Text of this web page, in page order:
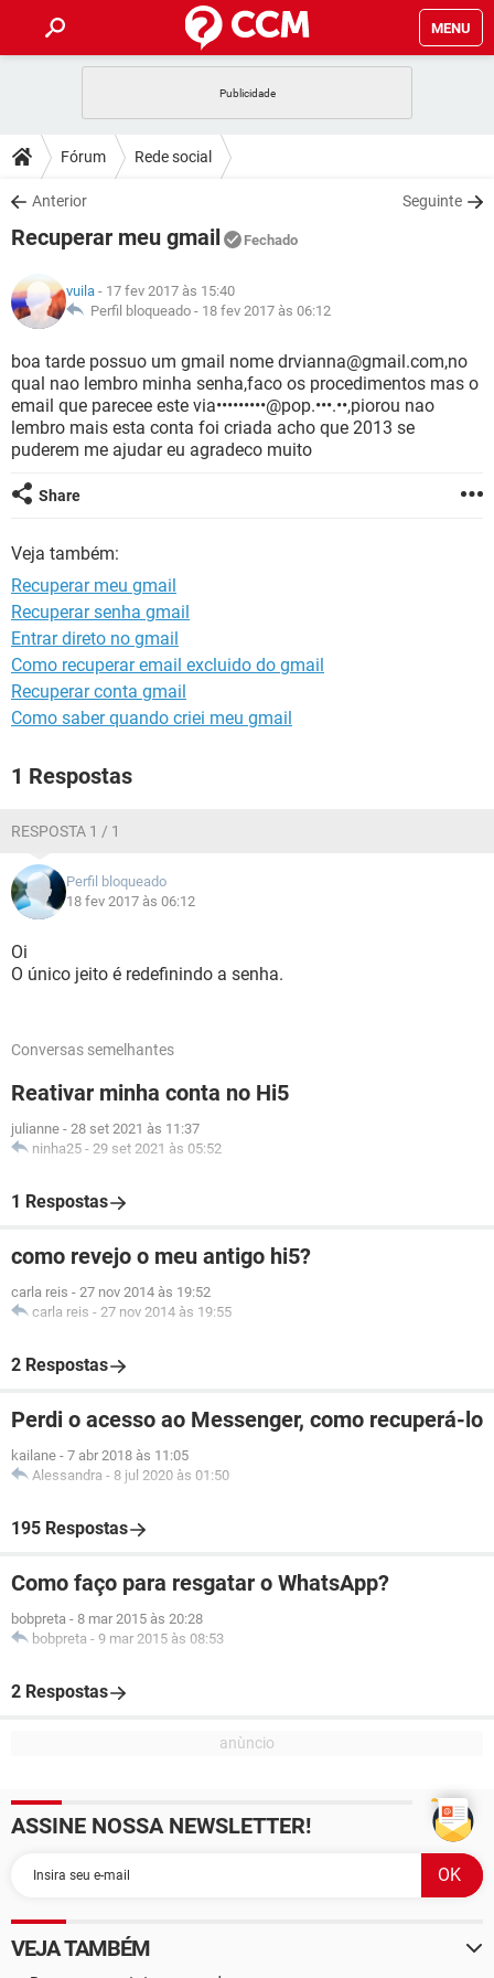
MENU
CELULAR
OUTLOOK
INSTAGRAM GMAIL
DICAS
JOGOS
INSTAGRAM
GUIA DE COMPRAS
DOWNLOADS
JOGOS WHATSAPP
OUTLOOK EXCEL
INSTAGRAM GMAIL
GUIA DE COMPRAS
FÓRUM
JOGOS
CELULAR
OUTLOOK EXCEL
INSTAGRAM GMAIL
GUIA DE COMPRAS
GLOSSÁRIO
WHATSAPP
CELULAR FACEBOOK
OUTLOOK EXCEL
GUIA DE COMPRAS
Fórum Rede social
Anterior Seguinte
Recuperar meu gmail Fechado
vuila - 17 fev 2017 às 15:40
Perfil bloqueado - 18 fev 2017 às 06:12
boa tarde possuo um gmail nome drvianna@gmail.com,no
qual nao lembro minha senha,faco os procedimentos mas o
email que parecee este via•••••••••@pop.•••.••,piorou nao
lembro mais esta conta foi criada acho que 2013 se
puderem me ajudar eu agradeco muito
Share
Veja também:
Recuperar meu gmail
Recuperar senha gmail
Entrar direto no gmail
Como recuperar email excluido do gmail
Recuperar conta gmail
Como saber quando criei meu gmail
1 Respostas
RESPOSTA 1 / 1
Perfil bloqueado
18 fev 2017 às 06:12
Oi
O único jeito é redefinindo a senha.
Conversas semelhantes
Reativar minha conta no Hi5
julianne - 28 set 2021 às 11:37
ninha25 - 29 set 2021 às 05:52
1 Respostas
como revejo o meu antigo hi5?
carla reis - 27 nov 2014 às 19:52
carla reis - 27 nov 2014 às 19:55
2 Respostas
Perdi o acesso ao Messenger, como recuperá-lo
kailane - 7 abr 2018 às 11:05
Alessandra - 8 jul 2020 às 01:50
195 Respostas
Como faço para resgatar o WhatsApp?
bobpreta - 8 mar 2015 às 20:28
bobpreta - 9 mar 2015 às 08:53
2 Respostas
ASSINE NOSSA NEWSLETTER!
VEJA TAMBÉM